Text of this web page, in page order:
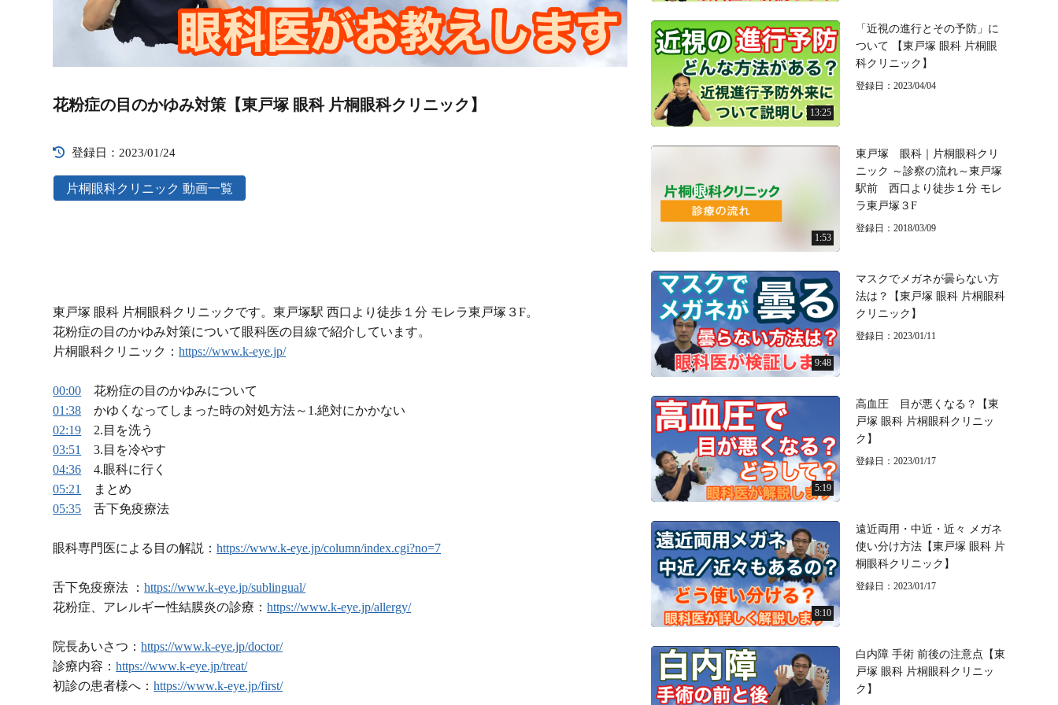
Player
花粉症の目のかゆみ対策【東戸塚 眼科 片桐眼科クリニック】
登録日：2023/01/24
片桐眼科クリニック 動画一覧
東戸塚 眼科 片桐眼科クリニックです。東戸塚駅 西口より徒歩１分 モレラ東戸塚３F。
花粉症の目のかゆみ対策について眼科医の目線で紹介しています。
片桐眼科クリニック：https://www.k-eye.jp/
00:00
花粉症の目のかゆみについて
01:38
かゆくなってしまった時の対処方法～1.絶対にかかない
02:19
2.目を洗う
03:51
3.目を冷やす
04:36
4.眼科に行く
05:21
まとめ
05:35
舌下免疫療法
眼科専門医による目の解説：https://www.k-eye.jp/column/index.cgi?no=7
舌下免疫療法 ：https://www.k-eye.jp/sublingual/
花粉症、アレルギー性結膜炎の診療：https://www.k-eye.jp/allergy/
院長あいさつ：https://www.k-eye.jp/doctor/
診療内容：https://www.k-eye.jp/treat/
初診の患者様へ：https://www.k-eye.jp/first/
13:25
「近視の進行とその予防」に
ついて 【東戸塚 眼科 片桐眼
科クリニック】
登録日：2023/04/04
1:53
東戸塚 眼科｜片桐眼科クリ
ニック ～診察の流れ～東戸塚
駅前 西口より徒歩１分 モレ
ラ東戸塚３F
登録日：2018/03/09
9:48
マスクでメガネが曇らない方
法は？【東戸塚 眼科 片桐眼科
クリニック】
登録日：2023/01/11
5:19
高血圧 目が悪くなる？【東
戸塚 眼科 片桐眼科クリニッ
ク】
登録日：2023/01/17
8:10
遠近両用・中近・近々 メガネ
使い分け方法【東戸塚 眼科 片
桐眼科クリニック】
登録日：2023/01/17
白内障 手術 前後の注意点【東
戸塚 眼科 片桐眼科クリニッ
ク】